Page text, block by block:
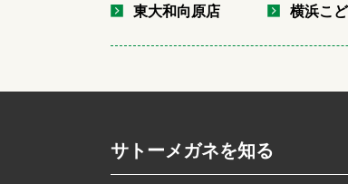
東大和向原店 横浜こ
サトーメガネを知る